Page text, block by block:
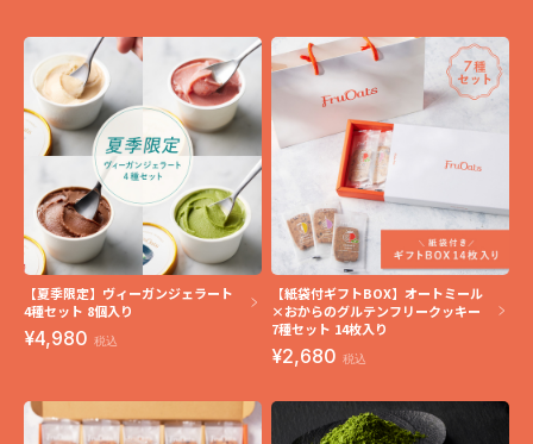
【夏季限定】ヴィーガンジェラート
4種セット 8個入り
4,980 税込
【紙袋付ギフトBOX】オートミール
×おからのグルテンフリークッキー
7種セット 14枚入り
2,680 税込